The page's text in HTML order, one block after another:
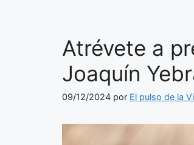
Atrévete a
Joaquín
09/12/2024 por El pulso de la